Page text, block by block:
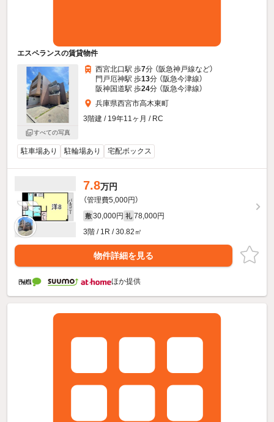
エスペランスの賃貸物件
すべての写真
西宮北口駅 歩7分 （阪急神戸線など）
門戸厄神駅 歩13分 （阪急今津線）
阪神国道駅 歩24分 （阪急今津線）
兵庫県西宮市高木東町
3階建 / 19年11ヶ月 / RC
駐車場あり 駐輪場あり 宅配ボックス
7.8万円
（管理費5,000円）
敷 30,000円 礼 78,000円
3階 / 1R / 30.82㎡
物件詳細を見る
ほか提供